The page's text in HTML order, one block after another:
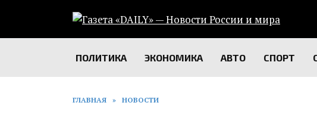
содержанию
ПОЛИТИКА ЭКОНОМИКА АВТО СПОРТ
ГЛАВНАЯ » НОВОСТИ